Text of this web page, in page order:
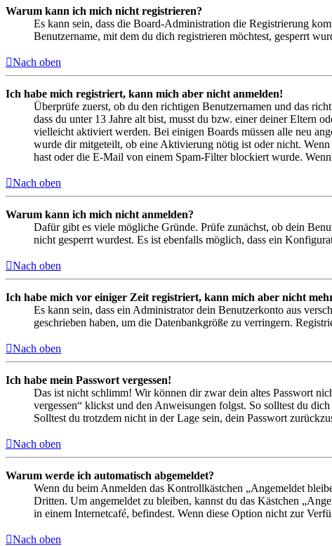
Warum kann ich mich nicht registrieren?
Es kann sein, dass die Board-Administration die Registrierung
Benutzername, mit dem du dich registrieren möchtest, gesperrt
Nach oben
Ich habe mich registriert, kann mich aber nicht anmelden!
Überprüfe zuerst, ob du den richtigen Benutzernamen und das
dass du unter 13 Jahre alt bist, musst du bzw. einer deiner Eltern
vielleicht aktiviert werden. Bei einigen Boards müssen alle neu
wurde dir mitgeteilt, ob eine Aktivierung nötig ist oder nicht.
hast oder die E-Mail von einem Spam-Filter blockiert wurde.
Nach oben
Warum kann ich mich nicht anmelden?
Dafür gibt es viele mögliche Gründe. Prüfe zunächst, ob dein
nicht gesperrt wurdest. Es ist ebenfalls möglich, dass ein
Nach oben
Ich habe mich vor einiger Zeit registriert, kann mich aber nicht
Es kann sein, dass ein Administrator dein Benutzerkonto aus
geschrieben haben, um die Datenbankgröße zu verringern.
Nach oben
Ich habe mein Passwort vergessen!
Das ist nicht schlimm! Wir können dir zwar dein altes Passwort
vergessen“ klickst und den Anweisungen folgst. So solltest du
Solltest du trotzdem nicht in der Lage sein, dein Passwort
Nach oben
Warum werde ich automatisch abgemeldet?
Wenn du beim Anmelden das Kontrollkästchen „Angemeldet
Dritten. Um angemeldet zu bleiben, kannst du das Kästchen
in einem Internetcafé, befindest. Wenn diese Option nicht zur
Nach oben